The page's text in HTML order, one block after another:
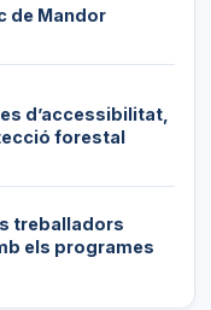
de Mandor
d’accessibilitat,
forestal
treballadors
els programes